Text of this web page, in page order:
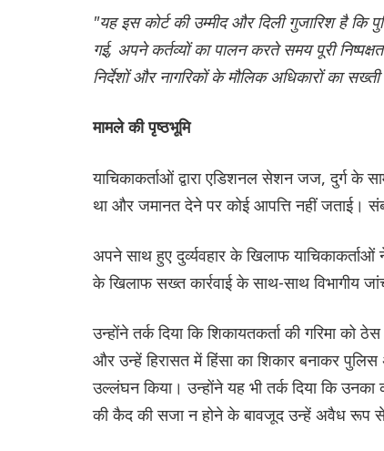
"यह इस कोर्ट की उम्मीद और दिली गुजारिश है कि
गई, अपने कर्तव्यों का पालन करते समय पूरी
निर्देशों और नागरिकों के मौलिक अधिकारों का
मामले की पृष्ठभूमि
याचिकाकर्ताओं द्वारा एडिशनल सेशन जज, दुर्ग के
था और जमानत देने पर कोई आपत्ति नहीं जताई।
अपने साथ हुए दुर्व्यवहार के खिलाफ
के खिलाफ सख्त कार्रवाई के साथ-साथ विभागीय
उन्होंने तर्क दिया कि शिकायतकर्ता की गरिमा
और उन्हें हिरासत में हिंसा का शिकार बनाकर
उल्लंघन किया। उन्होंने यह भी तर्क दिया कि
की कैद की सजा न होने के बावजूद उन्हें अवैध रूप से